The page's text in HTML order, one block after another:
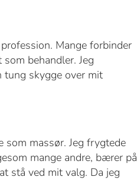
Mange forbinder
behandler. Jeg
tung skygge over mit
massør. Jeg frygtede
mange andre, bærer på
stå ved mit valg. Da jeg